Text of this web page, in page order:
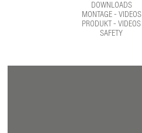
DOWNLOADS
MONTAGE - VIDEOS
PRODUKT - VIDEOS
SAFETY